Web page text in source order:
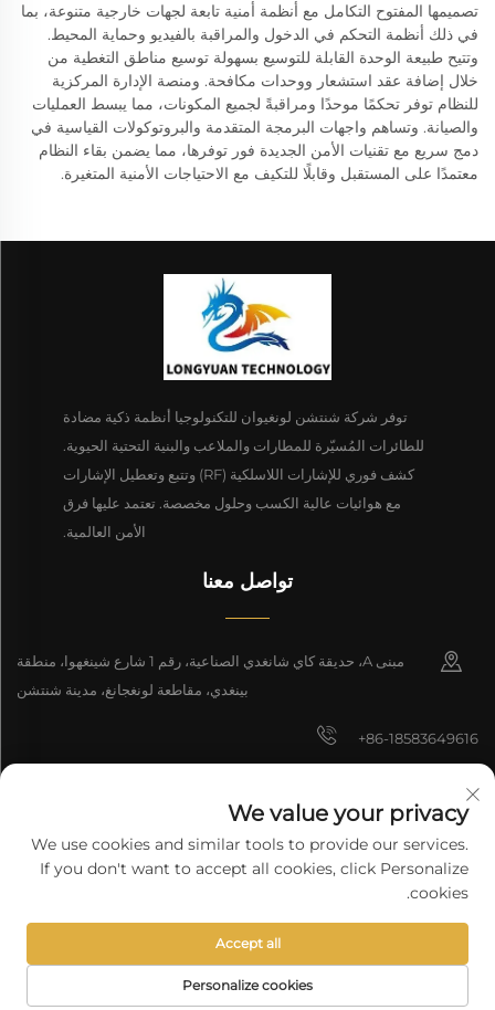
تصميمها المفتوح التكامل مع أنظمة أمنية تابعة لجهات خارجية متنوعة، بما
في ذلك أنظمة التحكم في الدخول والمراقبة بالفيديو وحماية المحيط.
وتتيح طبيعة الوحدة القابلة للتوسيع بسهولة توسيع مناطق التغطية من
خلال إضافة عقد استشعار ووحدات مكافحة. ومنصة الإدارة المركزية
للنظام توفر تحكمًا موحدًا ومراقبةً لجميع المكونات، مما يبسط العمليات
والصيانة. وتساهم واجهات البرمجة المتقدمة والبروتوكولات القياسية في
دمج سريع مع تقنيات الأمن الجديدة فور توفرها، مما يضمن بقاء النظام
معتمدًا على المستقبل وقابلًا للتكيف مع الاحتياجات الأمنية المتغيرة.
توفر شركة شنتشن لونغيوان للتكنولوجيا أنظمة ذكية مضادة
للطائرات المُسيّرة للمطارات والملاعب والبنية التحتية الحيوية.
كشف فوري للإشارات اللاسلكية (RF) وتتبع وتعطيل الإشارات
مع هوائيات عالية الكسب وحلول مخصصة. تعتمد عليها فرق
الأمن العالمية.
تواصل معنا
مبنى A، حديقة كاي شانغدي الصناعية، رقم 1 شارع شينغهوا، منطقة
بينغدي، مقاطعة لونغجانغ، مدينة شنتشن
+86-18583649616
8618165761396
جميع الحقوق محفوظة © 2025 شركة شنتشن لونغيوان للتكنولوجيا المحدودة.
سياسة الخصوصية
We value your privacy
We use cookies and similar tools to provide our services.
If you don't want to accept all cookies, click Personalize
cookies.
Personalize cookies
Accept all